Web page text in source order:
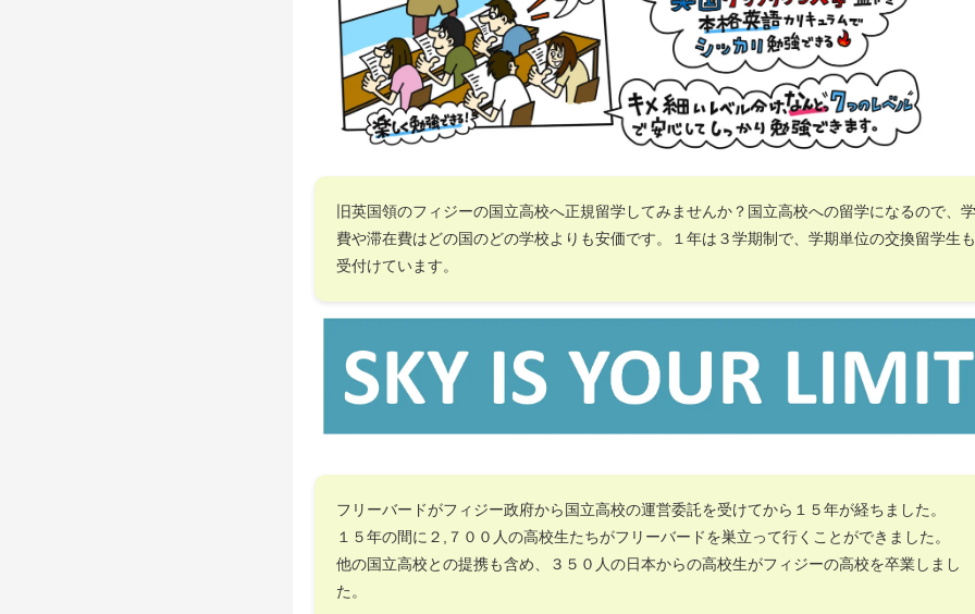
旧英国領のフィジーの国立高校へ正規留学してみませんか？国立高校への留学になるので、学
費や滞在費はどの国のどの学校よりも安価です。１年は３学期制で、学期単位の交換留学生も
受付けています。
フリーバードがフィジー政府から国立高校の運営委託を受けてから１５年が経ちました。
１５年の間に２,７００人の高校生たちがフリーバードを巣立って行くことができました。
他の国立高校との提携も含め、３５０人の日本からの高校生がフィジーの高校を卒業しまし
た。